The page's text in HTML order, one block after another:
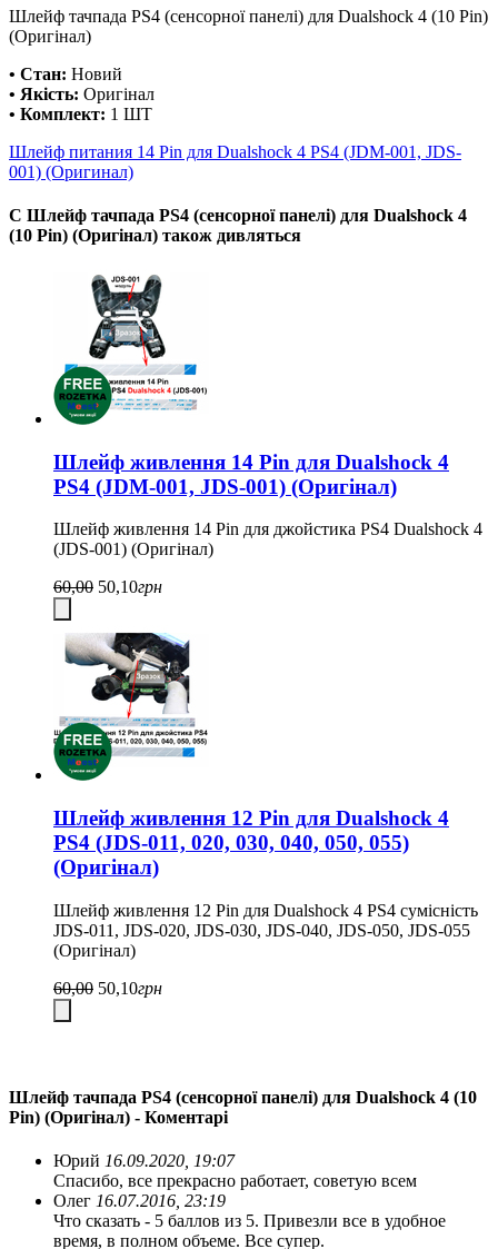
Шлейф тачпада PS4 (сенсорної панелі) для Dualshock 4 (10 Pin)
(Оригінал)
• Стан: Новий
• Якість: Оригінал
• Комплект: 1 ШТ
Шлейф питания 14 Pin для Dualshock 4 PS4 (JDM-001, JDS-
001) (Оригинал)
С Шлейф тачпада PS4 (сенсорної панелі) для Dualshock 4
(10 Pin) (Оригінал) також дивляться
Шлейф живлення 14 Pin для Dualshock 4
PS4 (JDM-001, JDS-001) (Оригінал)
Шлейф живлення 14 Pin для джойстика PS4 Dualshock 4
(JDS-001) (Оригінал)
60,00 50,10грн
Шлейф живлення 12 Pin для Dualshock 4
PS4 (JDS-011, 020, 030, 040, 050, 055)
(Оригінал)
Шлейф живлення 12 Pin для Dualshock 4 PS4 сумісність
JDS-011, JDS-020, JDS-030, JDS-040, JDS-050, JDS-055
(Оригінал)
60,00 50,10грн
Шлейф тачпада PS4 (сенсорної панелі) для Dualshock 4 (10
Pin) (Оригінал) - Коментарі
Юрий 16.09.2020, 19:07
Спасибо, все прекрасно работает, советую всем
Олег 16.07.2016, 23:19
Что сказать - 5 баллов из 5. Привезли все в удобное
время, в полном объеме. Все супер.